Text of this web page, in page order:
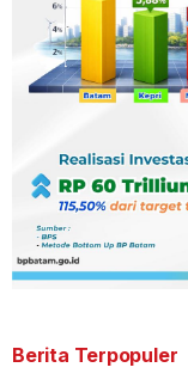
Berita Terpopuler